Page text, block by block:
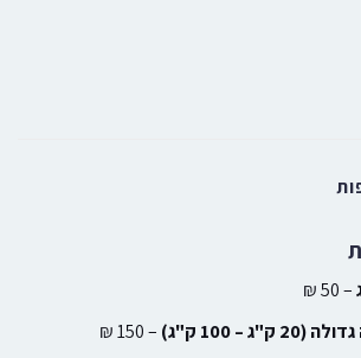
– 50 ₪
– 100 ק"ג)
– 150 ₪